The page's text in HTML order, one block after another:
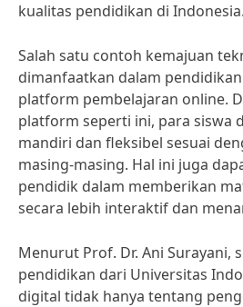
kualitas pendidikan di Indonesia.
Salah satu contoh kemajuan
dimanfaatkan dalam
platform pembelajaran online.
platform seperti ini, para siswa
mandiri dan fleksibel sesuai
masing-masing. Hal ini juga
pendidik dalam memberikan
secara lebih interaktif dan
Menurut Prof. Dr. Ani Surayani,
pendidikan dari Universitas
digital tidak hanya tentang